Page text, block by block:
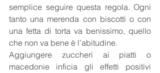
semplice seguire questa regola. Ogni
tanto una merenda con biscotti o con
una fetta di torta va benissimo, quello
che non va bene è l’abitudine.
Aggiungere zuccheri ai piatti o
macedonie inficia gli effetti positivi